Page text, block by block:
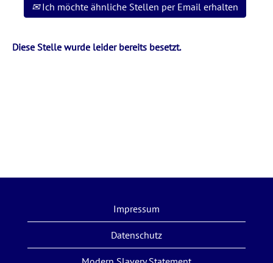
Ich möchte ähnliche Stellen per Email erhalten
Diese Stelle wurde leider bereits besetzt.
Impressum
Datenschutz